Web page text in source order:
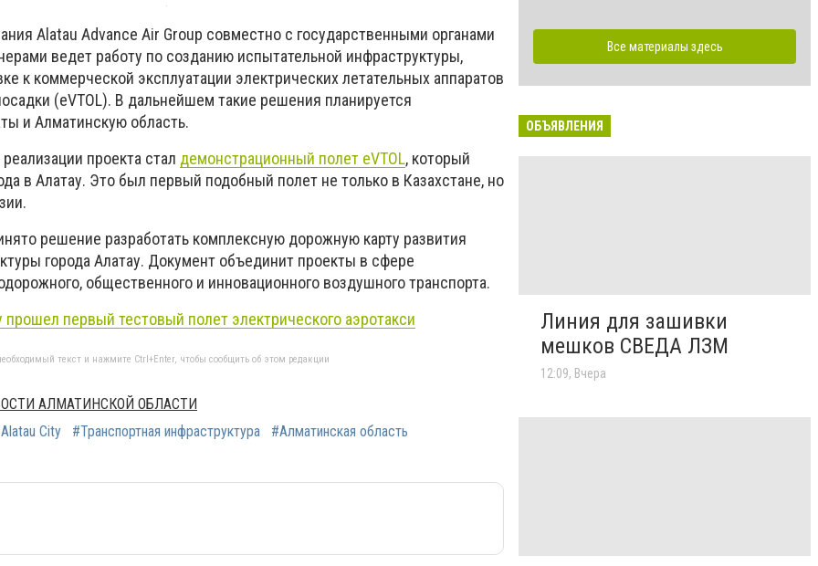
Alatau Advance Air Group совместно с государственными органами
ведет работу по созданию испытательной инфраструктуры,
к коммерческой эксплуатации электрических летательных аппаратов
(eVTOL). В дальнейшем такие решения планируется
и Алматинскую область.
проекта стал демонстрационный полет eVTOL, который
в Алатау. Это был первый подобный полет не только в Казахстане, но
решение разработать комплексную дорожную карту развития
города Алатау. Документ объединит проекты в сфере
общественного и инновационного воздушного транспорта.
прошел первый тестовый полет электрического аэротакси
текст и нажмите Ctrl+Enter, чтобы сообщить об этом редакции
АЛМАТИНСКОЙ ОБЛАСТИ
City
#Транспортная инфраструктура #Алматинская область
Все материалы здесь
ОБЪЯВЛЕНИЯ
Линия для зашивки
мешков СВЕДА ЛЗМ
12:09, Вчера